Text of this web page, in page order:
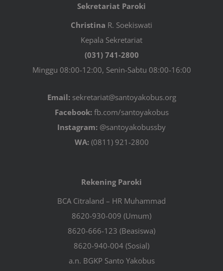
Sekretariat Paroki
Christina R. Soekiswati
Kepala Sekretariat
(031) 741-2800
Minggu 08:00-12:00, Senin-Sabtu 08:00-16:00
Email:sekretariat@santoyakobus.org
Facebook:fb.com/santoyakobus
Instagram: @santoyakobussby
WA:(0811) 921-2800
Rekening Paroki
BCA Citraland – HR Muhammad
8620-930-009 (Umum)
8620-666-123 (Beasiswa)
8620-940-004 (Sosial)
a.n. BGKP Santo Yakobus